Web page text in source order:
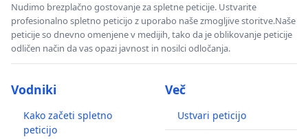
Nudimo brezplačno gostovanje za spletne peticije. Ustvarite
profesionalno spletno peticijo z uporabo naše zmogljive storitve.Naše
peticije so dnevno omenjene v medijih, tako da je oblikovanje peticije
odličen način da vas opazi javnost in nosilci odločanja.
Vodniki
Kako začeti spletno
peticijo
Več
Ustvari peticijo